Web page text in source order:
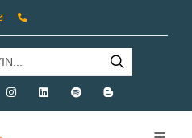
FacebookInstagramLinkedinSpotify